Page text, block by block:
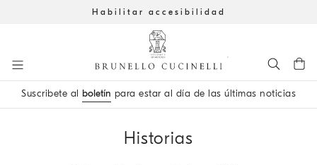
Habilitar accesibilidad
Suscribete al boletín para estar al día de las últimas noticias
Historias